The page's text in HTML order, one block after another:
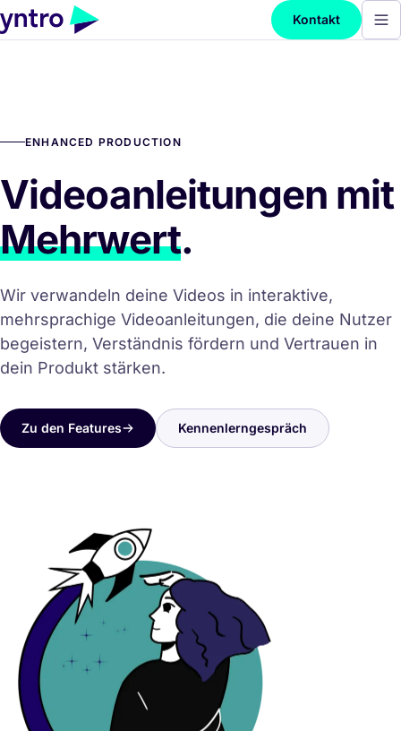
Kontakt
ENHANCED PRODUCTION
Videoanleitungen mit
Mehrwert.
Wir verwandeln deine Videos in interaktive,
mehrsprachige Videoanleitungen, die deine Nutzer
begeistern, Verständnis fördern und Vertrauen in
dein Produkt stärken.
Zu den Features Kennenlerngespräch